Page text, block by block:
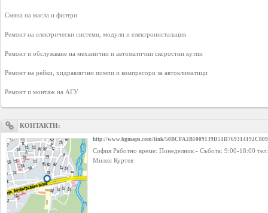
Business
interest
Social
PERSONAL
Login
FB
login
Смяна на масла и филтри
Ремонт на електрически системи, модули и електроинсталация
Ремонт и обслужване на механични и автоматични скоростни кутии
Ремонт на рейки, хидравлични помпи и компресори за автоклиматици
КОНТАКТИ:
http://www.bgmaps.com/link/50BCFA2B1009139D51D769314192C809
София Работно време: Понеделник - Събота: 9:00-18:00
Милен Куртев